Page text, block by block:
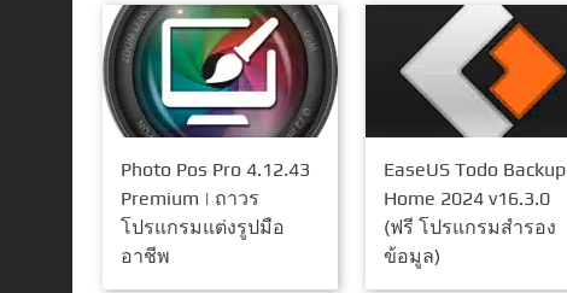
Photo Pos Pro 4.12.43
Premium | ถาวร
โปรแกรมแต่งรูปมือ
อาชีพ
EaseUS Todo Backup
Home 2024 v16.3.0
(ฟรี โปรแกรมสำรอง
ข้อมูล)